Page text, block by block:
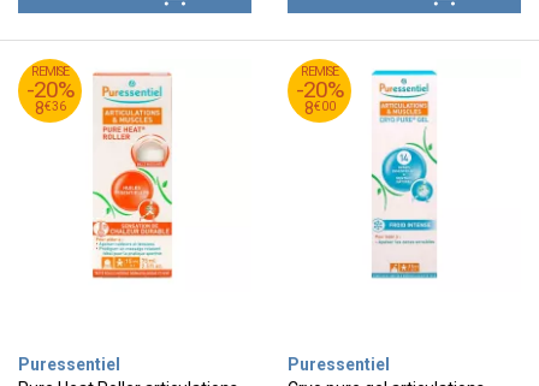
REMISE
-20%
8€36
10
€
45
8
€
36
Puressentiel
REMISE
-20%
8€00
9
€
99
8
€
00
Puressentiel